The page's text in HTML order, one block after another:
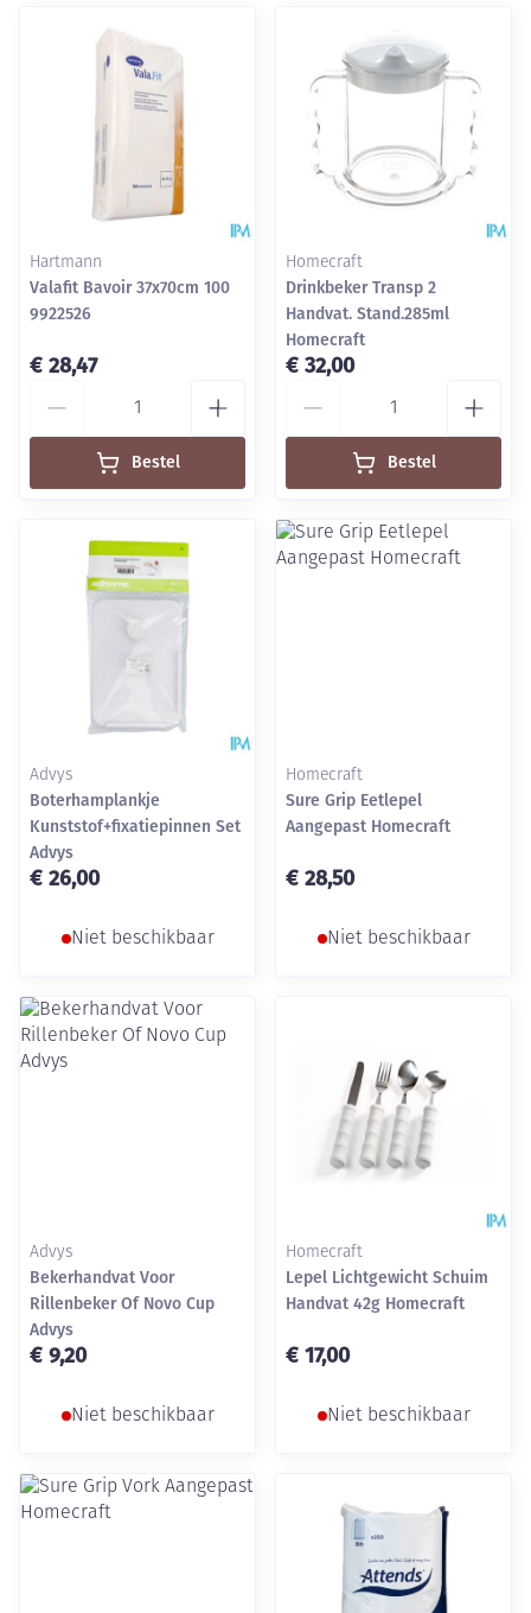
Hartmann
Valafit Bavoir 37x70cm 100
9922526
€ 28,47
Bestel
Homecraft
Drinkbeker Transp 2
Handvat. Stand.285ml
Homecraft
€ 32,00
Bestel
Advys
Boterhamplankje
Kunststof+fixatiepinnen Set
Advys
€ 26,00
Niet beschikbaar
Homecraft
Sure Grip Eetlepel
Aangepast Homecraft
€ 28,50
Niet beschikbaar
Advys
Bekerhandvat Voor
Rillenbeker Of Novo Cup
Advys
€ 9,20
Niet beschikbaar
Homecraft
Lepel Lichtgewicht Schuim
Handvat 42g Homecraft
€ 17,00
Niet beschikbaar